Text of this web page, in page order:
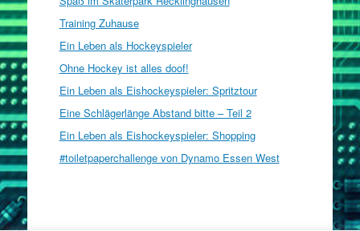
Training Zuhause
Ein Leben als Hockeyspieler
Ohne Hockey ist alles doof!
Ein Leben als Eishockeyspieler: Spritztour
Eine Schlägerlänge Abstand bitte – Teil 2
Ein Leben als Eishockeyspieler: Shopping
#toiletpaperchallenge von Dynamo Essen West